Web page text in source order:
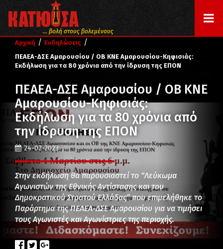
... βολή στους βολεμένους
Αρχική / Εκδηλώσεις /
ΠΕΑΕΑ-ΔΣΕ Αμαρουσίου / ΟΒ ΚΝΕ Αμαρουσίου-Κηφισιάς:
Εκδήλωση για τα 80 χρόνια από την ίδρυση της ΕΠΟΝ
ΠΕΑΕΑ-ΔΣΕ Αμαρουσίου / ΟΒ ΚΝΕ
Αμαρουσίου-Κηφισιάς:
Εκδήλωση για τα 80 χρόνια από
την ίδρυση της ΕΠΟΝ
24-02-2023
Στην εκδήλωση θα παρουσιαστεί το “Λεύκωμα
Αγωνιστών της Εθνικής Αντίστασης και του
Δημοκρατικού Στρατού Ελλάδας” που επιμελήθηκε το
Παράρτημα της ΠΕΑΕΑ-ΔΣΕ Αμαρουσίου για να τιμήσει
τους Αγωνιστές και Αγωνίστριες της περιοχής.